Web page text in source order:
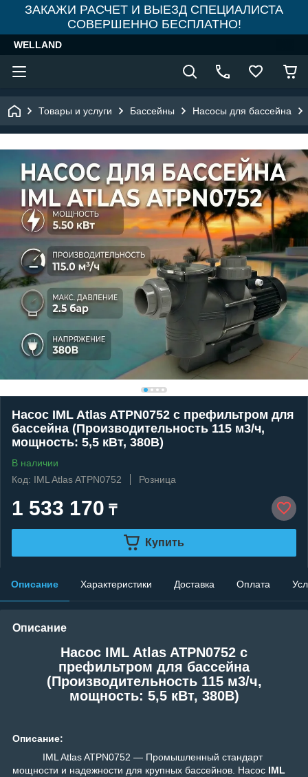
ЗАКАЖИ РАСЧЕТ И ВЫЕЗД СПЕЦИАЛИСТА
СОВЕРШЕННО БЕСПЛАТНО!
WELLAND
Товары и услуги Бассейны Насосы для бассейна
Насос IML Atlas ATPN0752 c префильтром для
бассейна (Производительность 115 м3/ч,
мощность: 5,5 кВт, 380В)
В наличии
Код: IML Atlas ATPN0752
Розница
1 533 170 ₸
Купить
Описание Характеристики Доставка Оплата
Описание
Насос IML Atlas ATPN0752 c
префильтром для бассейна
(Производительность 115 м3/ч,
мощность: 5,5 кВт, 380В)
Описание:
IML Atlas ATPN0752 — Промышленный стандарт
мощности и надежности для крупных бассейнов. Насос IML